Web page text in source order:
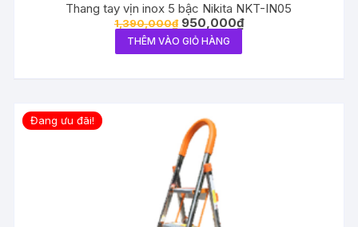
Thang tay vịn inox 5 bậc Nikita NKT-IN05
1,390,000₫ 950,000₫
THÊM VÀO GIỎ HÀNG
Đang ưu đãi!